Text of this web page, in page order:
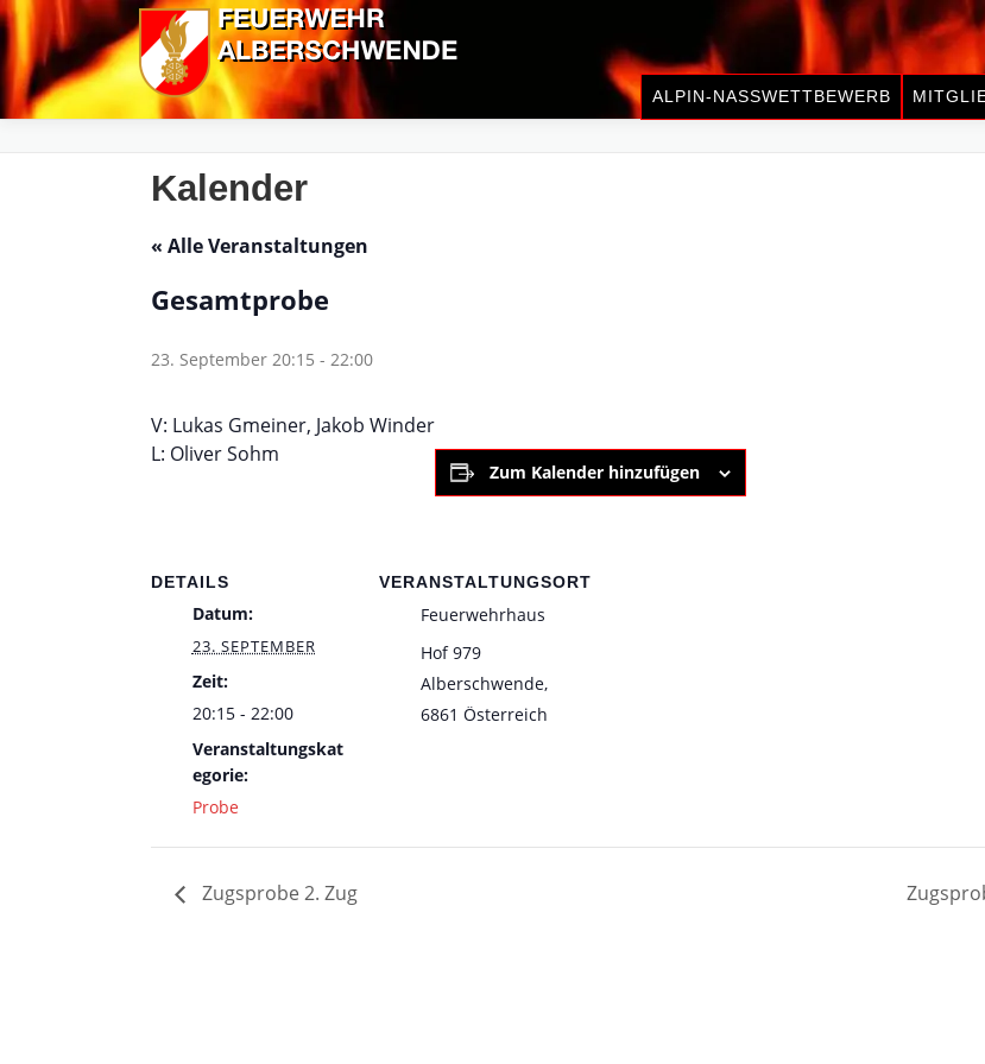
Zum
Inhalt
springen
ALPIN-NASSWETTBEWERB
Kalender
« Alle Veranstaltungen
Gesamtprobe
23. September 20:15 - 22:00
V: Lukas Gmeiner, Jakob Winder
L: Oliver Sohm
Zum Kalender hinzufügen
DETAILS
Datum:
23. SEPTEMBER
Zeit:
20:15 - 22:00
Veranstaltungskat
egorie:
Probe
VERANSTALTUNGSORT
Feuerwehrhaus
Hof 979
Alberschwende,
6861 Österreich
Zugsprobe 2. Zug